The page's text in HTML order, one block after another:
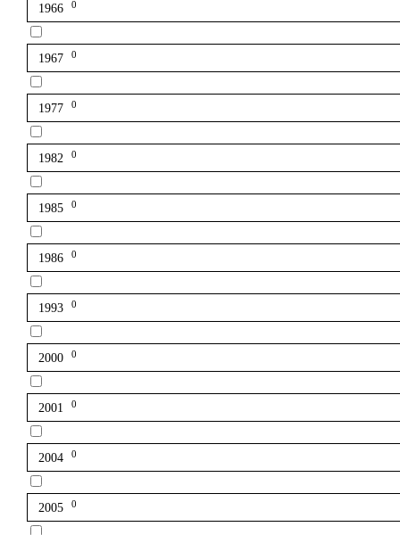
1966 0
1967 0
1977 0
1982 0
1985 0
1986 0
1993 0
2000 0
2001 0
2004 0
2005 0